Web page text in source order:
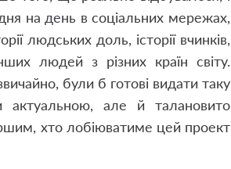
дня на день в соціальних мережах,
людських доль, історії вчинків,
людей з різних країн світу.
були б готові видати таку
але й талановито
хто лобіюватиме цей проект